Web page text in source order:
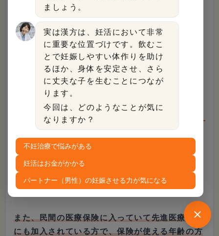
ましょう。
実は漢方は、妊活において非常
に重要な位置づけです。飲むこ
とで妊娠しやすい体作りを助け
るほか、身体を安定させ、さら
に丈夫な子を生むことにつなが
ります。
今回は、どのようなことが気に
なりますか？
不妊治療で悩みがある
妊活はお金がかかる
パートナー（男性）の妊娠させる力が気になる
積立保険とは、保障と貯蓄の性質を併せ持った保
険のことです。不妊治療のために入院や手術をし
た場合、保険金の支払い対象となります。
漢方薬房こうのとりでの妊活費用は、一
般的な不妊治療と比べて半分以下で済む
場合も◎
2022年に不妊治療が保険適用となり、不妊治療
を行う人は増えてきました。しかし、お金がかか
るのは間違いありません。実際、不妊治療でお金
が続かないで悩んでいる方も多くいます。
また、民間の医療保険に入っていて先進医療特約
にも加入されている方で、保険が使える年齢の方